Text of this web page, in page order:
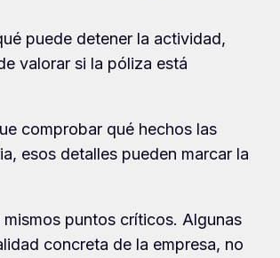
puede detener la actividad,
valorar si la póliza está
comprobar qué hechos las
esos detalles pueden marcar la
puntos críticos. Algunas
concreta de la empresa, no